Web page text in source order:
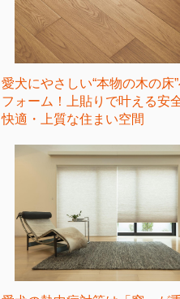
愛犬にやさしい“本物の木の床”
フォーム！上貼りで叶える安
快適・上質な住まい空間